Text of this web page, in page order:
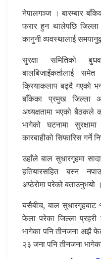
नेपालगञ्ज । बारम्बार
फरार हुन थालेपछि जिल्ला
कानुनी व्यवस्थालाई
सुरक्षा समितिको
बालबिजाइँकर्तालाई
क्रियाकलाप बढ्दै गएको
बाँकेका प्रमुख जिल्ला
अध्यक्षतामा भएको बैठकले
भागेको घटनामा
कारबाहीको सिफारिस गर्ने
उहाँले बाल सुधारगृहमा
हतियारसहित बस्न
अप्ठेरोमा परेको बताउनुभयो ।
यसैबीच, बाल सुधारगृहबाट
फेला परेका जिल्ला
भागेका पनि तीनजना अझै
२३ जना पनि तीनजना